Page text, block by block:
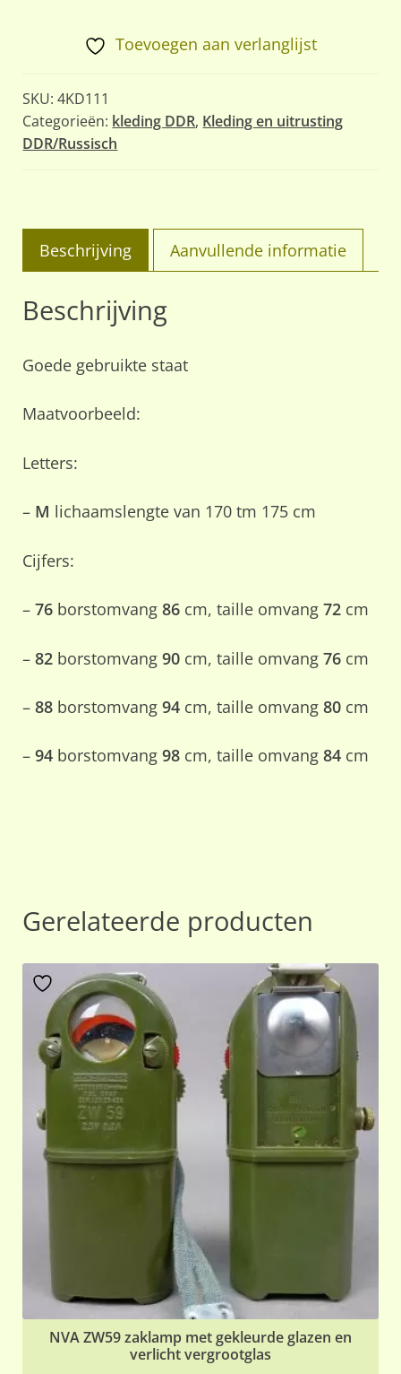
Toevoegen aan verlanglijst
SKU:4KD111
Categorieën: kleding DDR, Kleding en uitrusting
DDR/Russisch
Beschrijving Aanvullende informatie
Beschrijving
Goede gebruikte staat
Maatvoorbeeld:
Letters:
– M lichaamslengte van 170 tm 175 cm
Cijfers:
–76 borstomvang86 cm, taille omvang72 cm
–82 borstomvang90 cm, taille omvang76 cm
–88 borstomvang94 cm, taille omvang80 cm
–94 borstomvang98 cm, taille omvang84 cm
Gerelateerde producten
NVA ZW59 zaklamp met gekleurde glazen en
verlicht vergrootglas